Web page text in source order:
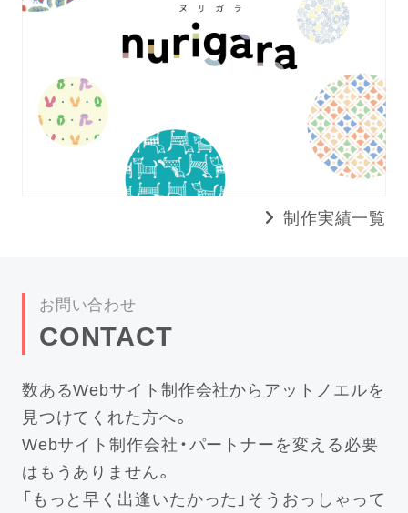
制作実績一覧
お問い合わせ
CONTACT
数あるWebサイト制作会社からアットノエルを
見つけてくれた方へ。
Webサイト制作会社・パートナーを変える必要
はもうありません。
「もっと早く出逢いたかった」そうおっしゃって